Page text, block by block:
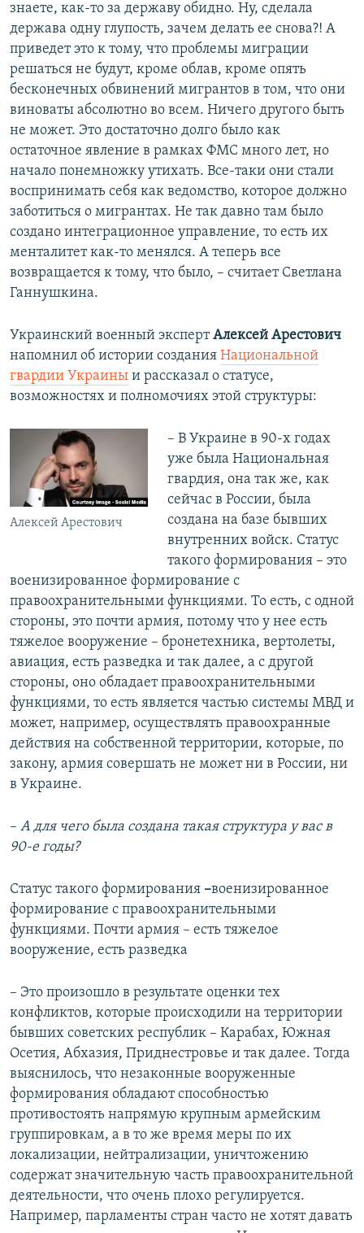
знаете, как-то за державу обидно. Ну, сделала
держава одну глупость, зачем делать ее снова?! А
приведет это к тому, что проблемы миграции
решаться не будут, кроме облав, кроме опять
бесконечных обвинений мигрантов в том, что они
виноваты абсолютно во всем. Ничего другого быть
не может. Это достаточно долго было как
остаточное явление в рамках ФМС много лет, но
начало понемножку утихать. Все-таки они стали
воспринимать себя как ведомство, которое должно
заботиться о мигрантах. Не так давно там было
создано интеграционное управление, то есть их
менталитет как-то менялся. А теперь все
возвращается к тому, что было, – считает Светлана
Ганнушкина.
Украинский военный экспертАлексей Арестович
напомнил об истории создания Национальной
гвардии Украины и рассказал о статусе,
возможностях и полномочиях этой структуры:
Алексей Арестович
– В Украине в 90-х годах
уже была Национальная
гвардия, она так же, как
сейчас в России, была
создана на базе бывших
внутренних войск. Статус
такого формирования – это
военизированное формирование с
правоохранительными функциями. То есть, с одной
стороны, это почти армия, потому что у нее есть
тяжелое вооружение – бронетехника, вертолеты,
авиация, есть разведка и так далее, а с другой
стороны, оно обладает правоохранительными
функциями, то есть является частью системы МВД и
может, например, осуществлять правоохранные
действия на собственной территории, которые, по
закону, армия совершать не может ни в России, ни
в Украине.
–​ А для чего была создана такая структура у вас в
90-е годы?
Статус такого формирования –военизированное
формирование с правоохранительными
функциями. Почти армия – есть тяжелое
вооружение, есть разведка
– Это произошло в результате оценки тех
конфликтов, которые происходили на территории
бывших советских республик – Карабах, Южная
Осетия, Абхазия, Приднестровье и так далее. Тогда
выяснилось, что незаконные вооруженные
формирования обладают способностью
противостоять напрямую крупным армейским
группировкам, а в то же время меры по их
локализации, нейтрализации, уничтожению
содержат значительную часть правоохранительной
деятельности, что очень плохо регулируется.
Например, парламенты стран часто не хотят давать